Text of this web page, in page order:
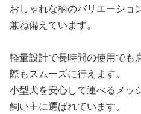
おしゃれな柄のバリエーショ
兼ね備えています。
軽量設計で長時間の使用でも
際もスムーズに行えます。
小型犬を安心して運べるメッ
飼い主に選ばれています。